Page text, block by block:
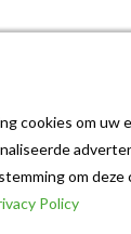
cookies om uw
om deze
Policy